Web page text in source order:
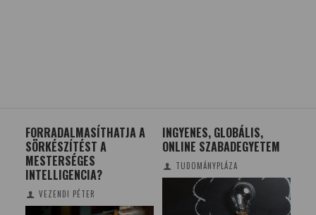
INGYENES, GLOBÁLIS,
ONLINE SZABADEGYETEM
TUDOMÁNYPLÁZA
SZEGEDI FEJLESZTÉSŰ
KÍSÉRLETEK A BME
MŰHOLDJÁN
TUDOMÁNYPLÁZA